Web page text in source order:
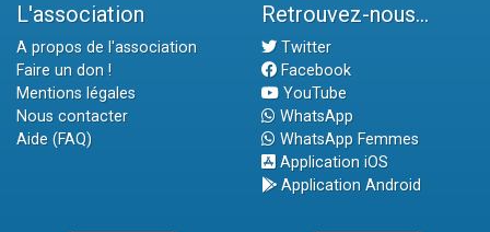
L'association
A propos de l'association
Faire un don !
Mentions légales
Nous contacter
Aide (FAQ)
Retrouvez-nous...
Twitter
Facebook
YouTube
WhatsApp
WhatsApp Femmes
Application iOS
Application Android